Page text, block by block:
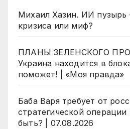
Михаил Хазин. ИИ пузырь
кризиса или миф?
ПЛАНЫ ЗЕЛЕНСКОГО
Украина находится в
поможет! | «Моя правда»
Баба Варя требует от
стратегической
быть? | 07.08.2026